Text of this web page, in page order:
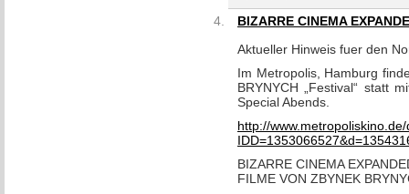
BIZARRE CINEMA
Aktueller Hinweis fuer den
Im Metropolis, Hamburg
BRYNYCH „Festival“ statt
Special Abends.
http://
BIZARRE CINEMA
FILME VON ZBYNEK